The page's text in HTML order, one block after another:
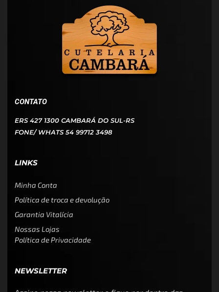
CONTATO
ERS 427 1300 CAMBARÁ DO SUL-RS
FONE/ WHATS 54 99712 3498
LINKS
Minha Conta
Política de troca e devolução
Garantia Vitalícia
Nossas Lojas
Política de Privacidade
NEWSLETTER